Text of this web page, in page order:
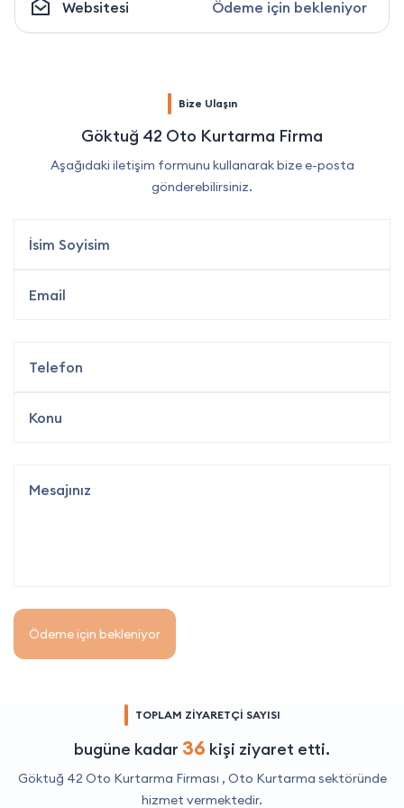
Websitesi Ödeme için bekleniyor
Bize Ulaşın
Göktuğ 42 Oto Kurtarma Firma
Aşağıdaki iletişim formunu kullanarak bize e-posta
gönderebilirsiniz.
Ödeme için bekleniyor
TOPLAM ZİYARETÇİ SAYISI
bugüne kadar 36 kişi ziyaret etti.
Göktuğ 42 Oto Kurtarma Firması , Oto Kurtarma sektöründe
hizmet vermektedir.